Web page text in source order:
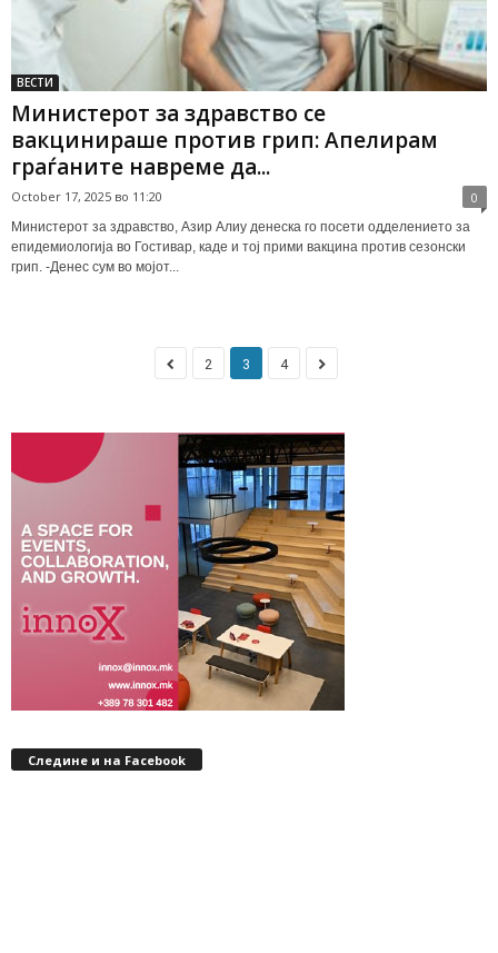
ВЕСТИ
Министерот за здравство се
вакцинираше против грип: Апелирам
граѓаните навреме да...
October 17, 2025 во 11:20 0
Министерот за здравство, Азир Алиу денеска го посети одделението за
епидемиологија во Гостивар, каде и тој прими вакцина против сезонски
грип. -Денес сум во мојот...
2 3 4
Следине и на Facebook